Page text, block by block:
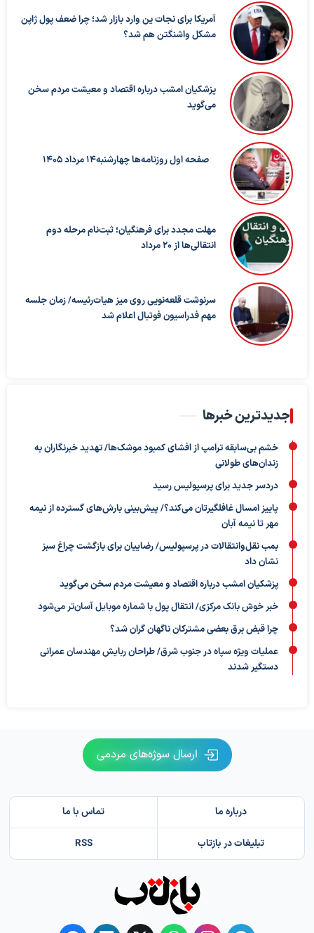
آمریکا برای نجات ین وارد بازار شد؛ چرا ضعف پول ژاپن
مشکل واشنگتن هم شد؟
پزشکیان امشب درباره اقتصاد و معیشت مردم سخن
می‌گوید
صفحه اول روزنامه‌ها چهارشنبه14 مرداد 1405
مهلت مجدد برای فرهنگیان؛ ثبت‌نام مرحله دوم
انتقالی‌ها از ۲۰ مرداد
سرنوشت قلعه‌نویی روی میز هیات‌رئیسه/ زمان جلسه
مهم فدراسیون فوتبال اعلام شد
جدیدترین خبرها
خشم بی‌سابقه ترامپ از افشای کمبود موشک‌ها/ تهدید خبرنگاران به
زندان‌های طولانی
دردسر جدید برای پرسپولیس رسید
پاییز امسال غافلگیرتان می‌کند؟/ پیش‌بینی بارش‌های گسترده از نیمه
مهر تا نیمه آبان
بمب نقل‌وانتقالات در پرسپولیس/ رضاییان برای بازگشت چراغ سبز
نشان داد
پزشکیان امشب درباره اقتصاد و معیشت مردم سخن می‌گوید
خبر خوش بانک مرکزی/ انتقال پول با شماره موبایل آسان‌تر می‌شود
چرا قبض برق بعضی مشترکان ناگهان گران شد؟
عملیات ویژه سپاه در جنوب شرق/ طراحان ربایش مهندسان عمرانی
دستگیر شدند
ارسال سوژه‌های مردمی
درباره ما تماس با ما
تبلیغات در بازتاب RSS